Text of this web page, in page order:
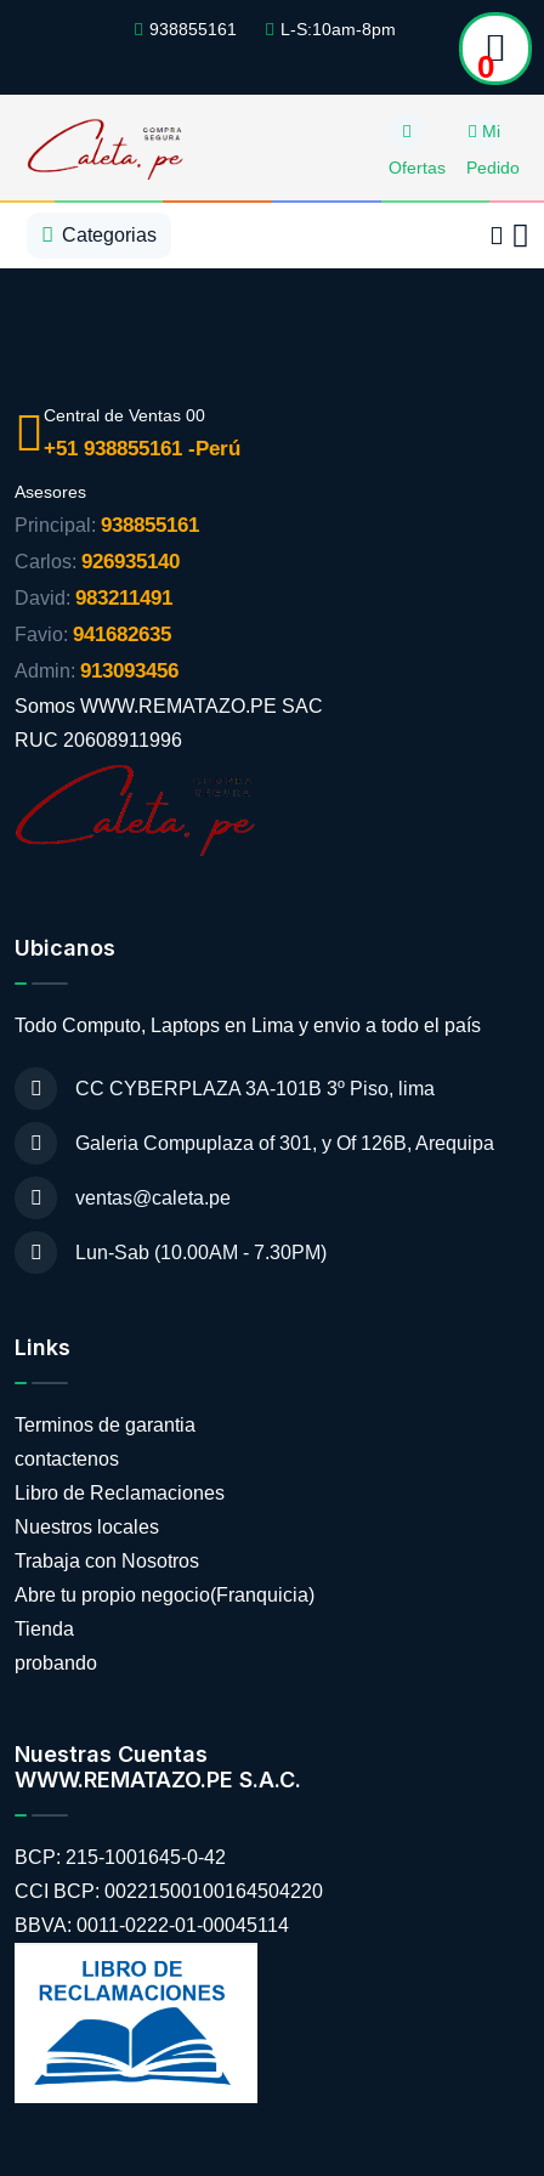
938855161 L-S:10am-8pm
Ofertas
Mi
Pedido
0
Categorias
Central de Ventas 00
+51 938855161 -Perú
Asesores
Principal: 938855161
Carlos: 926935140
David: 983211491
Favio: 941682635
Admin: 913093456
Somos WWW.REMATAZO.PE SAC
RUC 20608911996
Ubicanos
Todo Computo, Laptops en Lima y envio a todo el país
CC CYBERPLAZA 3A-101B 3º Piso, lima
Galeria Compuplaza of 301, y Of 126B, Arequipa
ventas@caleta.pe
Lun-Sab (10.00AM - 7.30PM)
Links
Terminos de garantia
contactenos
Libro de Reclamaciones
Nuestros locales
Trabaja con Nosotros
Abre tu propio negocio(Franquicia)
Tienda
probando
Nuestras Cuentas
WWW.REMATAZO.PE S.A.C.
BCP: 215-1001645-0-42
CCI BCP: 00221500100164504220
BBVA: 0011-0222-01-00045114